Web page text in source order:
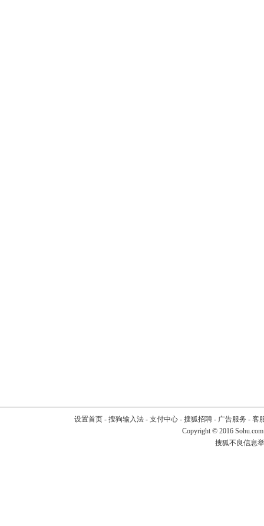
设置首页- 搜狗输入法- 支付中心- 搜狐招聘- 广告服务 - 客
Copyright © 2016
搜狐不良信息